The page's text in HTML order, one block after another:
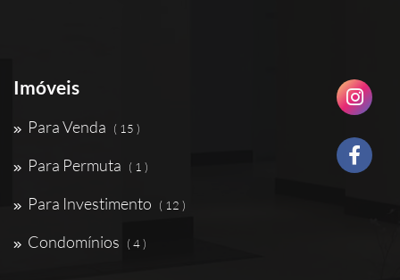
Imóveis
Para Venda ( 15 )
Para Permuta ( 1 )
Para Investimento ( 12 )
Condomínios ( 4 )